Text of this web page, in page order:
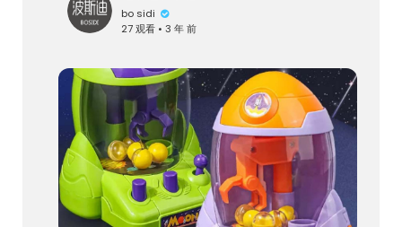
bo sidi
27 观看 • 3 年 前